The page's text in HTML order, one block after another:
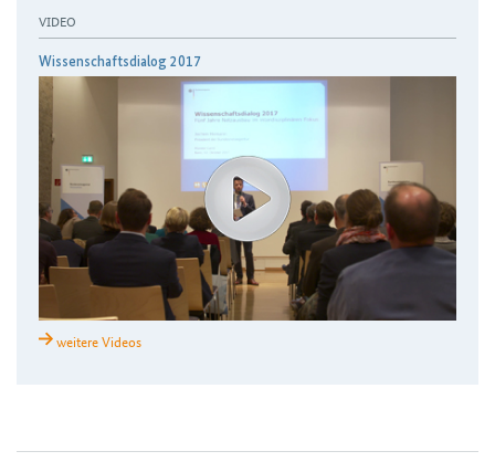
VIDEO
Wissenschaftsdialog 2017
weitere Videos